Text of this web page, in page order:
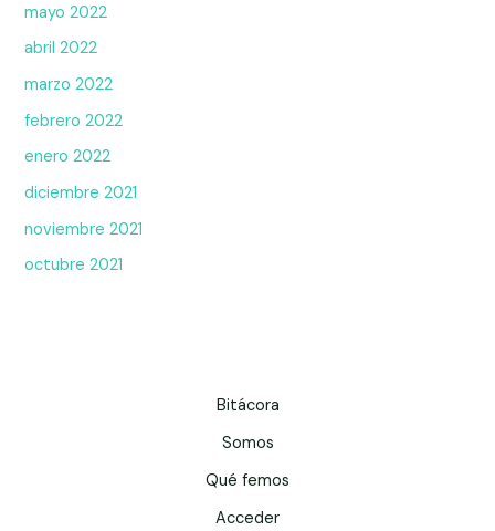
mayo 2022
abril 2022
marzo 2022
febrero 2022
enero 2022
diciembre 2021
noviembre 2021
octubre 2021
Bitácora
Somos
Qué femos
Acceder